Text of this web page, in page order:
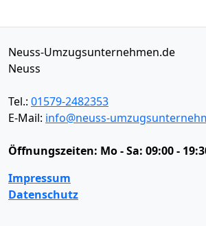
Neuss-Umzugsunternehmen.de
Neuss
Tel.: 01579-2482353
E-Mail: info@neuss-
Öffnungszeiten: Mo - Sa: 09:00 -
Impressum
Datenschutz